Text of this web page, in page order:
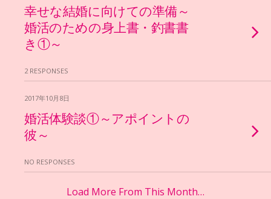
幸せな結婚に向けての準備～
婚活のための身上書・釣書書
き①～
2 RESPONSES
2017年10月8日
婚活体験談①～アポイントの
彼～
NO RESPONSES
Load More From This Month…